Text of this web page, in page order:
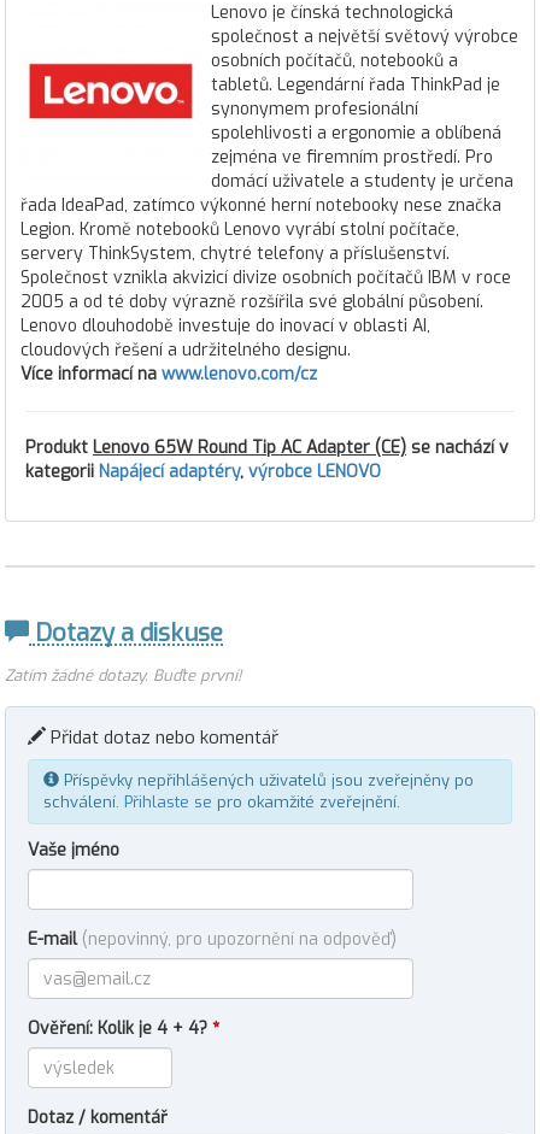
Lenovo je čínská technologická
společnost a největší světový výrobce
osobních počítačů, notebooků a
tabletů. Legendární řada ThinkPad je
synonymem profesionální
spolehlivosti a ergonomie a oblíbená
zejména ve firemním prostředí. Pro
domácí uživatele a studenty je určena
řada IdeaPad, zatímco výkonné herní notebooky nese značka
Legion. Kromě notebooků Lenovo vyrábí stolní počítače,
servery ThinkSystem, chytré telefony a příslušenství.
Společnost vznikla akvizicí divize osobních počítačů IBM v roce
2005 a od té doby výrazně rozšířila své globální působení.
Lenovo dlouhodobě investuje do inovací v oblasti AI,
cloudových řešení a udržitelného designu.
Více informací na www.lenovo.com/cz
Produkt Lenovo 65W Round Tip AC Adapter (CE) se nachází v
kategorii Napájecí adaptéry, výrobce LENOVO
Dotazy a diskuse
Zatím žádné dotazy. Buďte první!
Přidat dotaz nebo komentář
Příspěvky nepřihlášených uživatelů jsou zveřejněny po
schválení. Přihlaste se pro okamžité zveřejnění.
Vaše jméno
E-mail (nepovinný, pro upozornění na odpověď)
Ověření: Kolik je 4 + 4? *
Dotaz / komentář